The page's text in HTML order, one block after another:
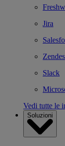
Jira
Slack
Vedi tutte le
Soluzioni